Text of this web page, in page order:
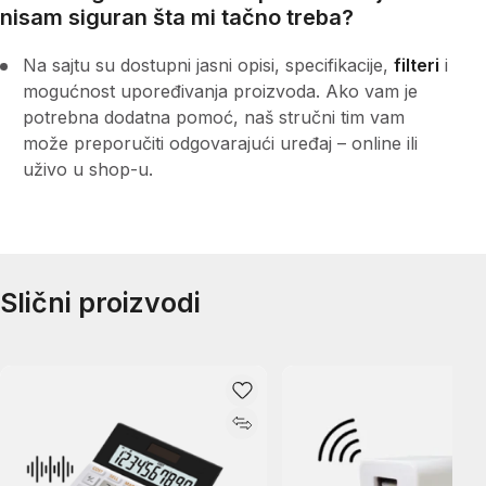
nisam siguran šta mi tačno treba?
Na sajtu su dostupni jasni opisi, specifikacije, filteri i
mogućnost upoređivanja proizvoda. Ako vam je
potrebna dodatna pomoć, naš stručni tim vam
može preporučiti odgovarajući uređaj – online ili
uživo u shop-u.
Slični proizvodi